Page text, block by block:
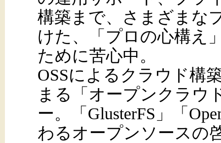
構築まで、さまざまな
けた、「プロの心構え
ために苦心中。
OSSによるクラウド構
まる「オープンクラウ
ー。「GlusterFS」「
わるオープンソースの